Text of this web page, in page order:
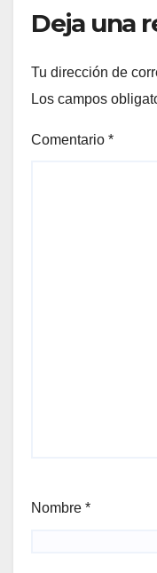
Deja una
Tu dirección de
Los campos
Comentario *
Nombre *